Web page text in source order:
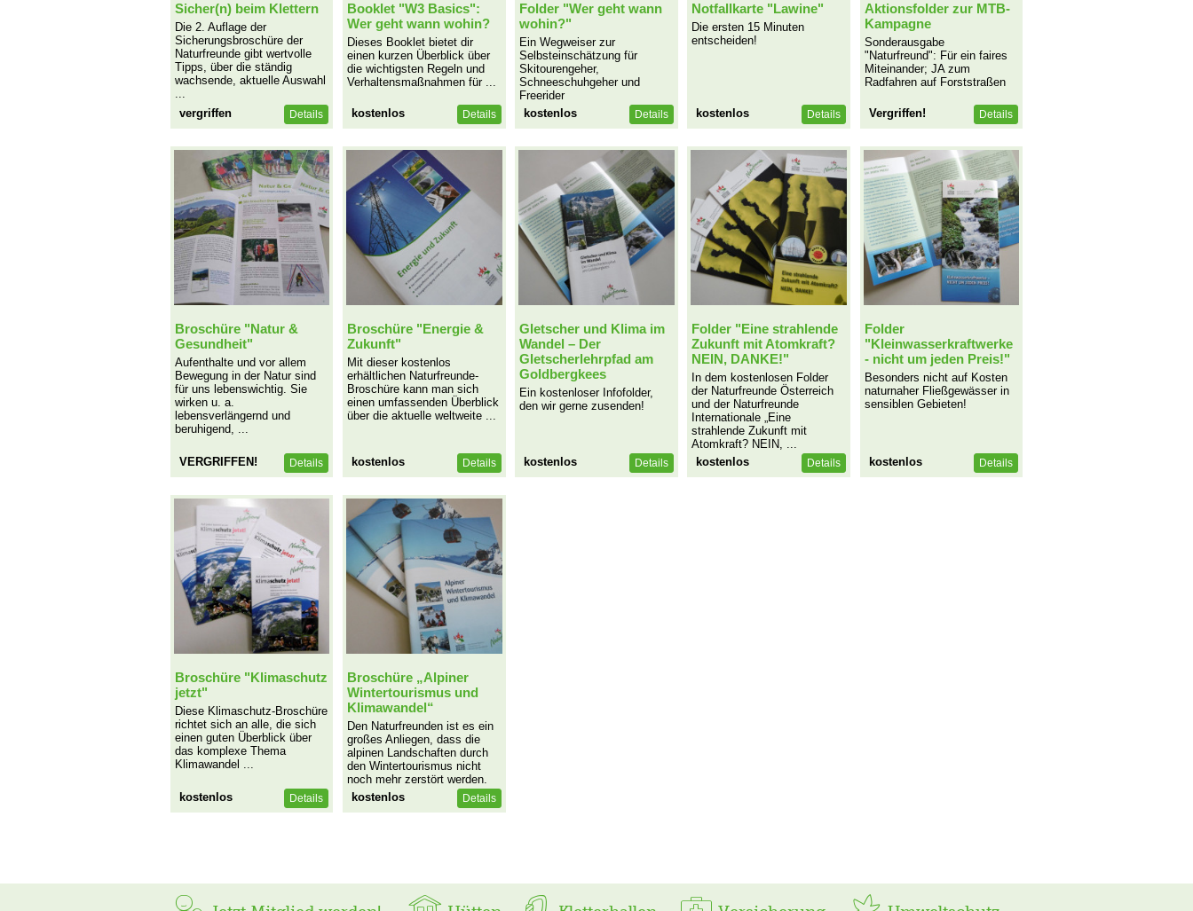
Sicher(n) beim Klettern
Die 2. Auflage der
Sicherungsbroschüre der
Naturfreunde gibt wertvolle
Tipps, über die ständig
wachsende, aktuelle Auswahl
...
vergriffen
Details
Booklet "W3 Basics":
Wer geht wann wohin?
Dieses Booklet bietet dir
einen kurzen Überblick über
die wichtigsten Regeln und
Verhaltensmaßnahmen für ...
kostenlos Details
Folder "Wer geht wann
wohin?"
Ein Wegweiser zur
Selbsteinschätzung für
Skitourengeher,
Schneeschuhgeher und
Freerider
kostenlos
Details
Notfallkarte "Lawine"
Die ersten 15 Minuten
entscheiden!
kostenlos Details
Aktionsfolder zur MTB-
Kampagne
Sonderausgabe
"Naturfreund": Für ein faires
Miteinander; JA zum
Radfahren auf Forststraßen
Vergriffen! Details
Broschüre "Natur &
Gesundheit"
Aufenthalte und vor allem
Bewegung in der Natur sind
für uns lebenswichtig. Sie
wirken u. a.
lebensverlängernd und
beruhigend, ...
VERGRIFFEN! Details
Broschüre "Energie &
Zukunft"
Mit dieser kostenlos
erhältlichen Naturfreunde-
Broschüre kann man sich
einen umfassenden Überblick
über die aktuelle weltweite ...
kostenlos Details
Gletscher und Klima im
Wandel – Der
Gletscherlehrpfad am
Goldbergkees
Ein kostenloser Infofolder,
den wir gerne zusenden!
kostenlos Details
Folder "Eine strahlende
Zukunft mit Atomkraft?
NEIN, DANKE!"
In dem kostenlosen Folder
der Naturfreunde Österreich
und der Naturfreunde
Internationale „Eine
strahlende Zukunft mit
Atomkraft? NEIN, ...
kostenlos
Details
Folder
"Kleinwasserkraftwerke
- nicht um jeden Preis!"
Besonders nicht auf Kosten
naturnaher Fließgewässer in
sensiblen Gebieten!
kostenlos Details
Broschüre "Klimaschutz
jetzt"
Diese Klimaschutz-Broschüre
richtet sich an alle, die sich
einen guten Überblick über
das komplexe Thema
Klimawandel ...
kostenlos Details
Broschüre „Alpiner
Wintertourismus und
Klimawandel“
Den Naturfreunden ist es ein
großes Anliegen, dass die
alpinen Landschaften durch
den Wintertourismus nicht
noch mehr zerstört werden.
kostenlos
Details